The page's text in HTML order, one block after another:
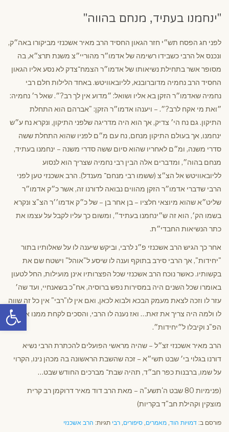
פתח
"ינחמנו בעתיד, מנחם בהווה"
לפני חג הפסח תש״י חזר הגאון החסיד הרב מאיר אשכנזי מביקורו באה״ק,
ונכנס אל הרבי כשבידו רשימה של אדמו״ר מהוריי״צ משנת תרצ״א, בה
מסופר אשר בתחילת נשיאותו של אדמו״ר הצמח־צדק לא נסע אליו הגאון
החסיד הרב נחמיה מדוברובנא, לליובאוויטש. באחד הלילות חלם רבי
נחמיה שאדמו״ר הזקן בא אליו ושואל: ״מדוע אין לך רב?״. שאל ר׳ נחמיה:
״ואת מי אקח לרב?״. – ויענהו אדמו״ר הזקן: "אברהם הוא התחלת
התיקון. גם נח הי׳ צדיק, אך הוא היה מדריגה שלפני התיקון, ונקרא נח ע״ש
ינחמנו, אך בעולם התיקון מנחם, נח עם מ״ם לפניו שהוא התחלת ששה
סדרי משנה, ומ״ם לאחריו שהוא סיום ששה סדרי משנה – ינחמנו בעתיד,
מנחם בהוה״, ומדברים אלה הבין רבי נחמיה שצריך הוא לנסוע
לליובאוויטש אל הצ״צ (ששמו רבי מנחם־ מענדל). הרב אשכנזי טען לפני
הרבי שדברי אדמו״ר הזקן מהווים נבואה לדורנו זה, אשר כ״ק אדמו״ר
שליט״א שהוא מיוצאי חלציו – בן אחר בן – של כ״ק אדמו׳׳ר הצ"צ ונקרא
בשמו הק׳, הוא זה ש״ינחמנו בעתיד״, ומשום כך עליו לקבל על עצמו את
כתר הנשיאות החבדי״ת.
אחר כך הגיש הרב אשכנזי פ״נ לרבי, וביקש שיענה לו על שאלותיו בתור
"יחידות", אך הרבי סירב בתוקף וענה לו שיסע ל"אוהל" וישטח שם את
בקשותיו. כאשר נוכח הרב אשכנזי שכל הפצרותיו אינן מועילות, החל לטעון
באומרו שכל השנים היה במסירות נפש ברוסיה, אח"כ בשאנחיי, ועד שה׳
עזר לו וזכה לצאת מעמק הבכא ולבוא לכאן, ואם אין לו"רבי" אין כל זה שווה
לו ולמה היה צריך את זאת… ואז נענה לו הרבי, והסכים לקחת ממנו את
הפ"נ וקיבלו ל״יחידות״.
הרב מאיר אשכנזי זצ״ל – שהיה מראשי הפועלים להכתרת הרבי נשיא
דורנו בגלוי בי׳ שבט תשי״א – זכה שהשבת הראשונה בה מכהן נינו, הקרוי
על שמו, ברבנות כפר חב״ד, תהיה שבת־ מברכים החודש שבט…
(פנימיות 80 שבט ה'תשע"ה – מאת הרב דוד מאיר דרוקמן רב קרית
מוצקין וקהילת חב"ד בקריות)
פורסם ב: דמויות הוד, מאמרים, סיפורים, רבי תגיות: הרב אשכנזי